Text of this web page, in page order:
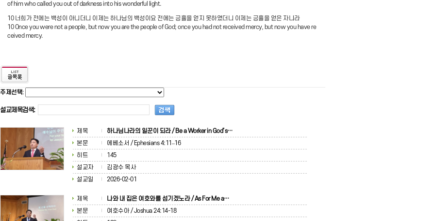
of him who called you out of darkness into his wonderful light.
10 너희가 전에는 백성이 아니더니 이제는 하나님의 백성이요 전에는 긍휼을 얻지 못하였더니 이제는 긍휼을 얻은 자니라
10 Once you were not a people, but now you are the people of God; once you had not received mercy, but now you have re
ceived mercy.
주제선택:
설교제목검색:
제목
하나님나라의 일꾼이 되라 / Be a Worker in God’s…
본문
에베소서 / Ephesians 4:11–16
히트
145
설교자
김광수 목사
설교일
2026-02-01
제목
나와 내 집은 여호와를 섬기겠노라 / As For Me a…
본문
여호수아 / Joshua 24:14-18